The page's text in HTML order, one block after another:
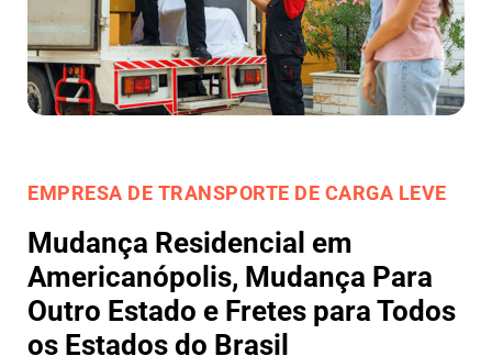
EMPRESA DE TRANSPORTE DE CARGA LEVE
Mudança Residencial em
Americanópolis, Mudança Para
Outro Estado e Fretes para Todos
os Estados do Brasil